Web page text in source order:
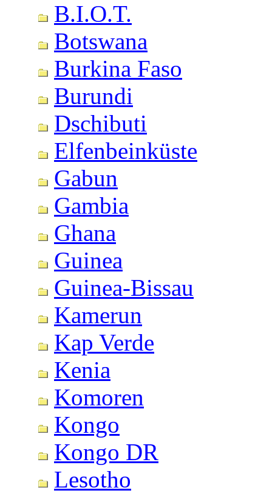
B.I.O.T.
Botswana
Burkina Faso
Burundi
Dschibuti
Elfenbeinküste
Gabun
Gambia
Ghana
Guinea
Guinea-Bissau
Kamerun
Kap Verde
Kenia
Komoren
Kongo
Kongo DR
Lesotho